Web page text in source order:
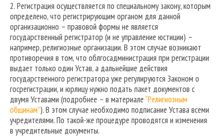
2. Регистрация осуществляется по специальному закону, которым
определено, что регистрирующим органом для данной
организационно – правовой формы не является
государственный регистратор (и не управление юстиции) –
например, религиозные организации. В этом случае возникают
противоречия в том, что облгосадминистрация при регистрации
выдает только один Устав, а дальнейшие действия
государственного регистратора уже регулируются Законом о
госрегистрации, и юрлицу нужно подать пакет документов с
двумя Уставами (подробнее – в материале“Религиозным
общинам”). В этом случае необходимо подписание Устава всеми
учредителями. По такой-же процедуре проводятся и изменения
в учредительные документы.